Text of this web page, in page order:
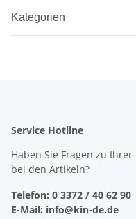
Kategorien
Service Hotline
Haben Sie Fragen zu
bei den Artikeln?
Telefon: 0 3372 / 40 62 90
E-Mail: info@kin-de.de